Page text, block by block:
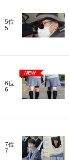
5位
5
6位
6
NEW
7位
7